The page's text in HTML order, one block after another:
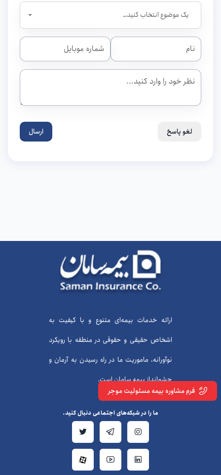
لغو پاسخ ارسال
فرم مشاوره بیمه مسئولیت موجر
ارائه خدمات بیمه‌ای متنوع و با کیفیت به
اشخاص حقیقی و حقوقی در منطقه با رویکرد
نوآورانه، ماموریت ما در راه رسیدن به آرمان و
چشم‌انداز بیمه سامان است.
ما را در شبکه‌های اجتماعی دنبال کنید.